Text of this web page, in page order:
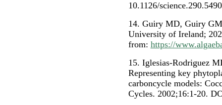
10.1126/
14. Guiry MD, Guiry
University of Ireland;
from: https://
15. Iglesias-Rodriguez
Representing key
carboncycle models:
Cycles. 2002;16:1-20.